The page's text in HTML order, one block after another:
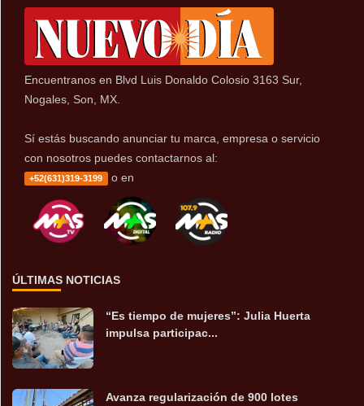
Encuentranos en Blvd Luis Donaldo Colosio 3163 Sur,
Nogales, Son, MX.
Sí estás buscando anunciar tu marca, empresa o servicio
con nosotros puedes contactarnos al:
+52(631)319-3199 o en
ÚLTIMAS NOTICIAS
“Es tiempo de mujeres”: Julia Huerta
impulsa participac...
Avanza regularización de 900 lotes